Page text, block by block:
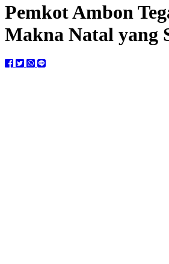
Pemkot Ambon
Makna Natal yang